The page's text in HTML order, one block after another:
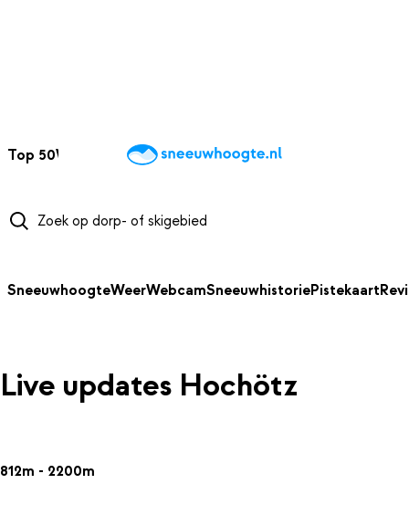
Top 50Webcams WintersportweerKaarten
SneeuwhoogteWeerWebcamSneeuwhistoriePistekaart
Live updates Hochötz
812m - 2200m